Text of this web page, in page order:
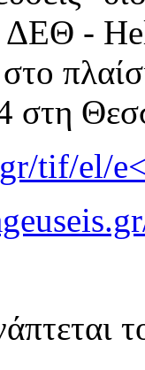
ΔΕΘ -
στη
tif/el/